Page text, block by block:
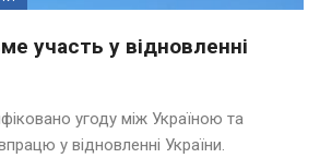
участь у відновленні
угоду між Україною та
у відновленні України.